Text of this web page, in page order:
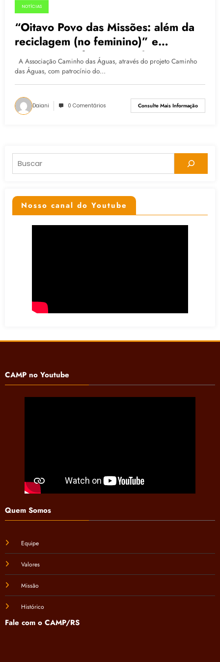
03.08.2015
NOTÍCIAS
“Oitavo Povo das Missões: além da
reciclagem (no feminino)” e
“Memória, Afeto e Reciclagem”
serão lançados em agosto
A Associação Caminho das Águas, através do projeto Caminho
das Águas, com patrocínio do…
Daiani 0 Comentários Consulte Mais Informação
Pesquisar
Nosso canal do Youtube
CAMP no Youtube
Quem Somos
Equipe
Valores
Missão
Histórico
Fale com o CAMP/RS